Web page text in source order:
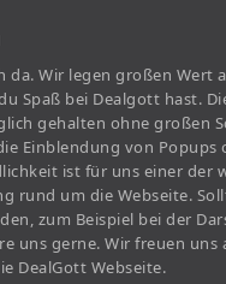
da. Wir legen großen Wert
Spaß bei Dealgott hast.
gehalten ohne großen
Einblendung von Popups
ist für uns einer der
rund um die Webseite.
zum Beispiel bei der
uns gerne. Wir freuen uns
DealGott Webseite.